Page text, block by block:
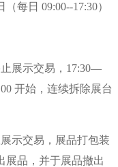
每日 09:00--17:30）
止展示交易，17:30—
开始，连续拆除展台
示交易，展品打包装
展品，并于展品撤出